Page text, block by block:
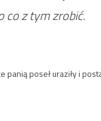
co z tym zrobić.
panią poseł uraziły i